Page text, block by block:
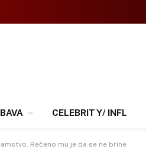
CELEBRITY/ INFL
Rečeno mu je da se ne brine